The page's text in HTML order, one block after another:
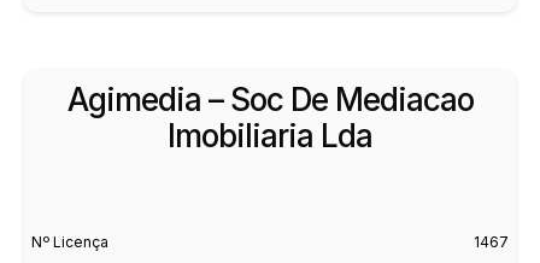
Agimedia – Soc De Mediacao
Imobiliaria Lda
Nº Licença 1467